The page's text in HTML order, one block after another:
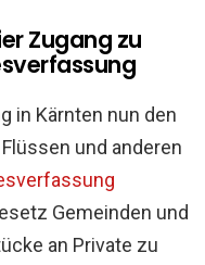
Zugang zu
in Kärnten nun den
und anderen
Gemeinden und
an Private zu